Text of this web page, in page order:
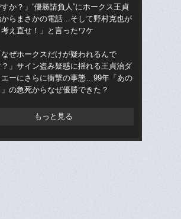
か？」“優勝請負人”にホークス王貞
らまさかの電話…そして野村克也が
考え直せ！」と言ったワケ
なぜホークスだけが疑われるんで
」サイン盗み疑惑に揺れる王貞治ダ
エーにさらに衝撃の事態…99年「あの
」の急死からなぜ優勝できた？
もっと見る